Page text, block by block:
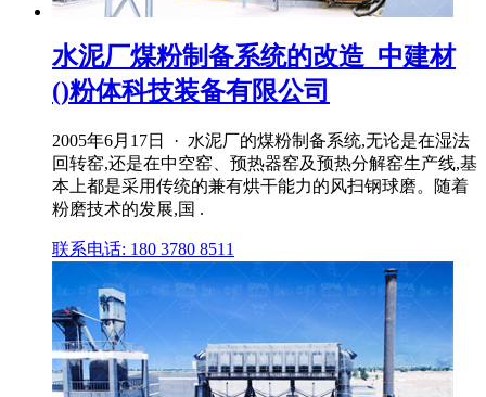
水泥厂煤粉制备系统的改造_中建材
()粉体科技装备有限公司
2005年6月17日 · 水泥厂的煤粉制备系统,无论是在湿法
回转窑,还是在中空窑、预热器窑及预热分解窑生产线,基
本上都是采用传统的兼有烘干能力的风扫钢球磨。随着
粉磨技术的发展,国 .
联系电话: 180 3780 8511